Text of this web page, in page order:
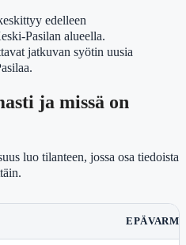
edelleen
Pasilan alueella.
jatkuvan syötin uusia
ja missä on
luo tilanteen, jossa osa tiedoista